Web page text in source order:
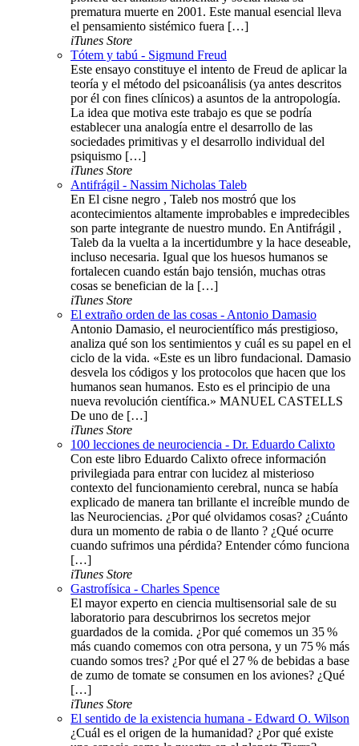
prematura muerte en 2001. Este manual esencial lleva
el pensamiento sistémico fuera […]
iTunes Store
Tótem y tabú - Sigmund Freud
Este ensayo constituye el intento de Freud de aplicar la
teoría y el método del psicoanálisis (ya antes descritos
por él con fines clínicos) a asuntos de la antropología.
La idea que motiva este trabajo es que se podría
establecer una analogía entre el desarrollo de las
sociedades primitivas y el desarrollo individual del
psiquismo […]
iTunes Store
Antifrágil - Nassim Nicholas Taleb
En El cisne negro , Taleb nos mostró que los
acontecimientos altamente improbables e impredecibles
son parte integrante de nuestro mundo. En Antifrágil ,
Taleb da la vuelta a la incertidumbre y la hace deseable,
incluso necesaria. Igual que los huesos humanos se
fortalecen cuando están bajo tensión, muchas otras
cosas se benefician de la […]
iTunes Store
El extraño orden de las cosas - Antonio Damasio
Antonio Damasio, el neurocientífico más prestigioso,
analiza qué son los sentimientos y cuál es su papel en el
ciclo de la vida. «Este es un libro fundacional. Damasio
desvela los códigos y los protocolos que hacen que los
humanos sean humanos. Esto es el principio de una
nueva revolución científica.» MANUEL CASTELLS
De uno de […]
iTunes Store
100 lecciones de neurociencia - Dr. Eduardo Calixto
Con este libro Eduardo Calixto ofrece información
privilegiada para entrar con lucidez al misterioso
contexto del funcionamiento cerebral, nunca se había
explicado de manera tan brillante el increíble mundo de
las Neurociencias. ¿Por qué olvidamos cosas? ¿Cuánto
dura un momento de rabia o de llanto ? ¿Qué ocurre
cuando sufrimos una pérdida? Entender cómo funciona
[…]
iTunes Store
Gastrofísica - Charles Spence
El mayor experto en ciencia multisensorial sale de su
laboratorio para descubrirnos los secretos mejor
guardados de la comida. ¿Por qué comemos un 35 %
más cuando comemos con otra persona, y un 75 % más
cuando somos tres? ¿Por qué el 27 % de bebidas a base
de zumo de tomate se consumen en los aviones? ¿Qué
[…]
iTunes Store
El sentido de la existencia humana - Edward O. Wilson
¿Cuál es el origen de la humanidad? ¿Por qué existe